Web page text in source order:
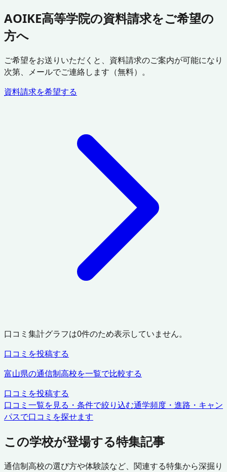
AOIKE高等学院の資料請求をご希望の
方へ
ご希望をお送りいただくと、資料請求のご案内が可能になり
次第、メールでご連絡します（無料）。
資料請求を希望する
口コミ集計グラフは0件のため表示していません。
口コミを投稿する
富山県の通信制高校を一覧で比較する
口コミを投稿する
口コミ一覧を見る・条件で絞り込む通学頻度・進路・キャン
パスで口コミを探せます
この学校が登場する特集記事
通信制高校の選び方や体験談など、関連する特集から深掘り